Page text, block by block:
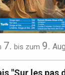
7. bis zum 9.
"Sur les pas